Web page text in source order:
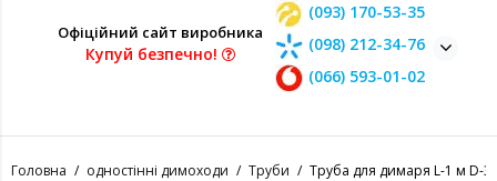
Офіційний сайт виробника
Купуй безпечно!
(093) 170-53-35
(098) 212-34-76
(066) 593-01-02
Головна одностінні димоходи Труби Труба для димаря L-1 м D-